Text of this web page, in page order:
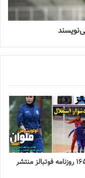
انتخابی المپیک که آبان
صعود به مرحله دوم رقابتهای قهرمانی زیر 17 سال آسیا از روز پنجشنبه
آغاز می شود.
اینستاگرام دنبال کنید
شماره 1650 روزنامه فوتبالز منتشر